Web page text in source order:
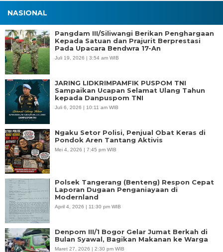
NASIONAL
Pangdam III/Siliwangi Berikan Penghargaan
Kepada Satuan dan Prajurit Berprestasi
Pada Upacara Bendwra 17-An
Juli 19, 2026 | 3:54 am WIB
JARING LIDKRIMPAMFIK PUSPOM TNI
Sampaikan Ucapan Selamat Ulang Tahun
kepada Danpuspom TNI
Juli 6, 2026 | 10:11 am WIB
Ngaku Setor Polisi, Penjual Obat Keras di
Pondok Aren Tantang Aktivis
Mei 4, 2026 | 7:45 pm WIB
Polsek Tangerang (Benteng) Respon Cepat
Laporan Dugaan Penganiayaan di
Modernland
April 4, 2026 | 11:30 pm WIB
Denpom III/1 Bogor Gelar Jumat Berkah di
Bulan Syawal, Bagikan Makanan ke Warga
Maret 27, 2026 | 2:30 pm WIB